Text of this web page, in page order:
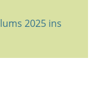
2025 ins